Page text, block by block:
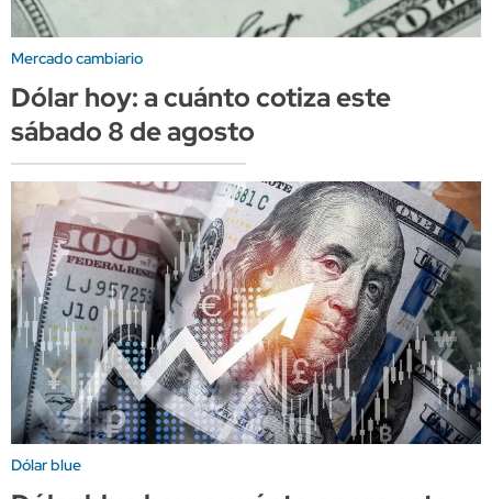
Mercado cambiario
Dólar hoy: a cuánto cotiza este
sábado 8 de agosto
Dólar blue